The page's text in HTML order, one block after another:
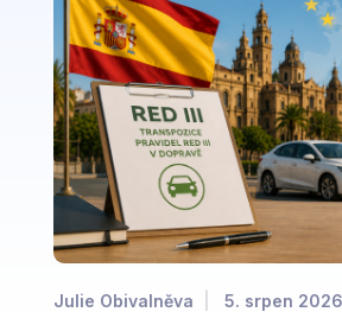
Julie Obivalněva 5. srpen 2026